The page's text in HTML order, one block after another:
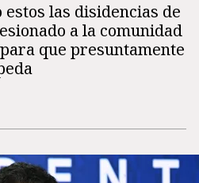
estos las disidencias de
a la comunidad
que presuntamente